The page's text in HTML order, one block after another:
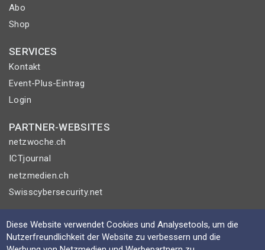
Abo
Shop
SERVICES
Kontakt
Event-Plus-Eintrag
Login
PARTNER-WEBSITES
netzwoche.ch
ICTjournal
netzmedien.ch
Swisscybersecurity.net
© NETZMEDIEN AG 2026
Impressum
Diese Website verwendet Cookies und Analysetools, um die
Nutzerfreundlichkeit der Website zu verbessern und die